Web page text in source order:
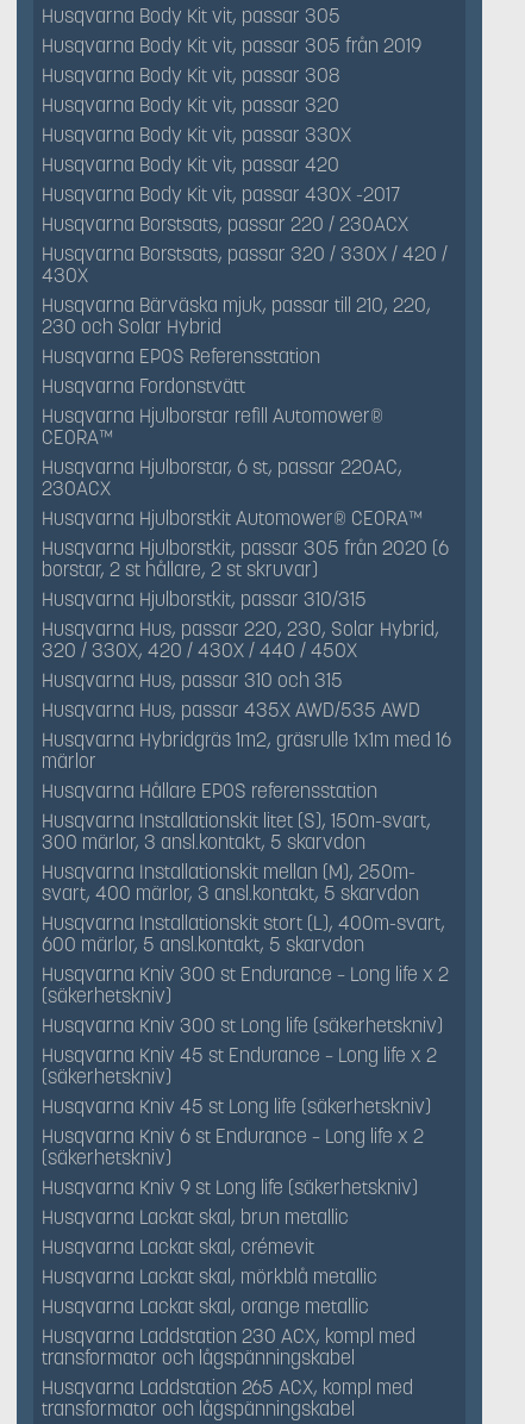
Husqvarna Body Kit vit, passar 305
Husqvarna Body Kit vit, passar 305 från 2019
Husqvarna Body Kit vit, passar 308
Husqvarna Body Kit vit, passar 320
Husqvarna Body Kit vit, passar 330X
Husqvarna Body Kit vit, passar 420
Husqvarna Body Kit vit, passar 430X -2017
Husqvarna Borstsats, passar 220 / 230ACX
Husqvarna Borstsats, passar 320 / 330X / 420 /
430X
Husqvarna Bärväska mjuk, passar till 210, 220,
230 och Solar Hybrid
Husqvarna EPOS Referensstation
Husqvarna Fordonstvätt
Husqvarna Hjulborstar refill Automower®
CEORA™
Husqvarna Hjulborstar, 6 st, passar 220AC,
230ACX
Husqvarna Hjulborstkit Automower® CEORA™
Husqvarna Hjulborstkit, passar 305 från 2020 (6
borstar, 2 st hållare, 2 st skruvar)
Husqvarna Hjulborstkit, passar 310/315
Husqvarna Hus, passar 220, 230, Solar Hybrid,
320 / 330X, 420 / 430X / 440 / 450X
Husqvarna Hus, passar 310 och 315
Husqvarna Hus, passar 435X AWD/535 AWD
Husqvarna Hybridgräs 1m2, gräsrulle 1x1m med 16
märlor
Husqvarna Hållare EPOS referensstation
Husqvarna Installationskit litet (S), 150m-svart,
300 märlor, 3 ansl.kontakt, 5 skarvdon
Husqvarna Installationskit mellan (M), 250m-
svart, 400 märlor, 3 ansl.kontakt, 5 skarvdon
Husqvarna Installationskit stort (L), 400m-svart,
600 märlor, 5 ansl.kontakt, 5 skarvdon
Husqvarna Kniv 300 st Endurance – Long life x 2
(säkerhetskniv)
Husqvarna Kniv 300 st Long life (säkerhetskniv)
Husqvarna Kniv 45 st Endurance – Long life x 2
(säkerhetskniv)
Husqvarna Kniv 45 st Long life (säkerhetskniv)
Husqvarna Kniv 6 st Endurance – Long life x 2
(säkerhetskniv)
Husqvarna Kniv 9 st Long life (säkerhetskniv)
Husqvarna Lackat skal, brun metallic
Husqvarna Lackat skal, crémevit
Husqvarna Lackat skal, mörkblå metallic
Husqvarna Lackat skal, orange metallic
Husqvarna Laddstation 230 ACX, kompl med
transformator och lågspänningskabel
Husqvarna Laddstation 265 ACX, kompl med
transformator och lågspänningskabel